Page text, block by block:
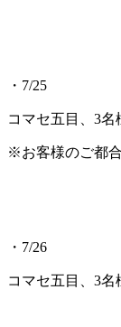
・7/25
コマセ五目、3名
※お客様のご都
・7/26
コマセ五目、3名